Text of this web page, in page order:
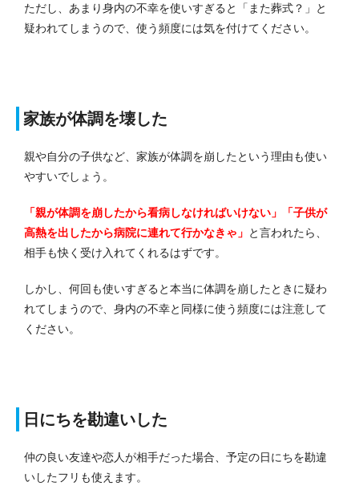
ただし、あまり身内の不幸を使いすぎると「また葬式？」と
疑われてしまうので、使う頻度には気を付けてください。
家族が体調を壊した
親や自分の子供など、家族が体調を崩したという理由も使い
やすいでしょう。
「親が体調を崩したから看病しなければいけない」「子供が
高熱を出したから病院に連れて行かなきゃ」 と言われたら、
相手も快く受け入れてくれるはずです。
しかし、何回も使いすぎると本当に体調を崩したときに疑わ
れてしまうので、身内の不幸と同様に使う頻度には注意して
ください。
日にちを勘違いした
仲の良い友達や恋人が相手だった場合、予定の日にちを勘違
いしたフリも使えます。